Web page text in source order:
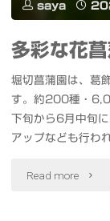
リ
ッ
ュ
ノ
saya
多彩な花
堀切菖蒲園は、葛
す。約200種・
下旬から6月中旬
アップなども行わ
Read more "多